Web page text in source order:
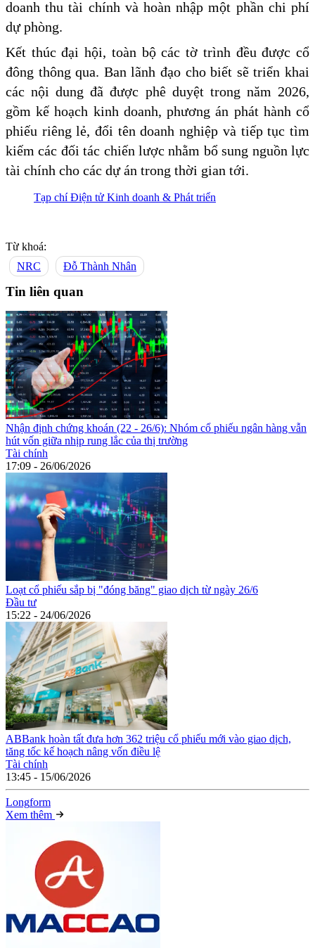
doanh thu tài chính và hoàn nhập một phần chi phí
dự phòng.
Kết thúc đại hội, toàn bộ các tờ trình đều được cổ
đông thông qua. Ban lãnh đạo cho biết sẽ triển khai
các nội dung đã được phê duyệt trong năm 2026,
gồm kế hoạch kinh doanh, phương án phát hành cổ
phiếu riêng lẻ, đổi tên doanh nghiệp và tiếp tục tìm
kiếm các đối tác chiến lược nhằm bổ sung nguồn lực
tài chính cho các dự án trong thời gian tới.
Tạp chí Điện tử Kinh doanh & Phát triển
Từ khoá:
NRC
Đỗ Thành Nhân
Tin liên quan
Nhận định chứng khoán (22 - 26/6): Nhóm cổ phiếu ngân hàng vẫn
hút vốn giữa nhịp rung lắc của thị trường
Tài chính
17:09 - 26/06/2026
Loạt cổ phiếu sắp bị "đóng băng" giao dịch từ ngày 26/6
Đầu tư
15:22 - 24/06/2026
ABBank hoàn tất đưa hơn 362 triệu cổ phiếu mới vào giao dịch,
tăng tốc kế hoạch nâng vốn điều lệ
Tài chính
13:45 - 15/06/2026
Longform
Xem thêm